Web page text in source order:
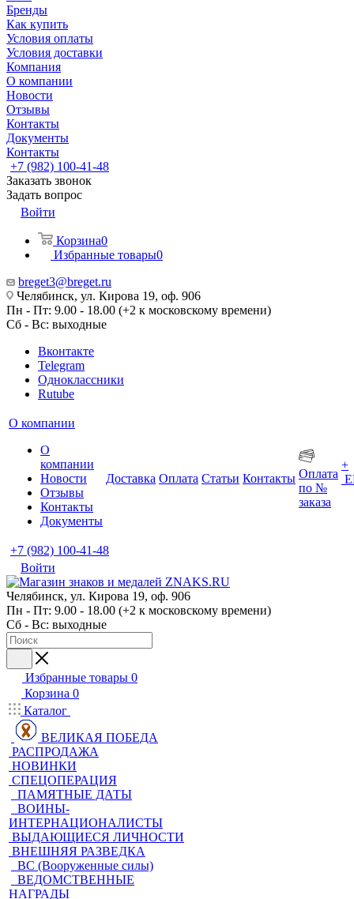
Бренды
Как купить
Условия оплаты
Условия доставки
Компания
О компании
Новости
Отзывы
Контакты
Документы
Контакты
+7 (982) 100-41-48
Заказать звонок
Задать вопрос
Войти
Корзина0
Избранные товары0
breget3@breget.ru
Челябинск, ул. Кирова 19, оф. 906
Пн - Пт: 9.00 - 18.00 (+2 к московскому времени)
Сб - Вс: выходные
Вконтакте
Telegram
Одноклассники
Rutube
О компании
О
компании
Новости
Отзывы
Контакты
Документы
Доставка Оплата Статьи Контакты Оплата
по №
заказа
+
+7 (982) 100-41-48
Войти
Челябинск, ул. Кирова 19, оф. 906
Пн - Пт: 9.00 - 18.00 (+2 к московскому времени)
Сб - Вс: выходные
Избранные товары 0
Корзина 0
Каталог
ВЕЛИКАЯ ПОБЕДА
РАСПРОДАЖА
НОВИНКИ
СПЕЦОПЕРАЦИЯ
ПАМЯТНЫЕ ДАТЫ
ВОИНЫ-
ИНТЕРНАЦИОНАЛИСТЫ
ВЫДАЮЩИЕСЯ ЛИЧНОСТИ
ВНЕШНЯЯ РАЗВЕДКА
ВС (Вооруженные силы)
ВЕДОМСТВЕННЫЕ
НАГРАДЫ